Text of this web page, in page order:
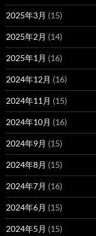
2025年3月 (15)
2025年2月 (14)
2025年1月 (16)
2024年12月 (16)
2024年11月 (15)
2024年10月 (16)
2024年9月 (15)
2024年8月 (15)
2024年7月 (16)
2024年6月 (15)
2024年5月 (15)